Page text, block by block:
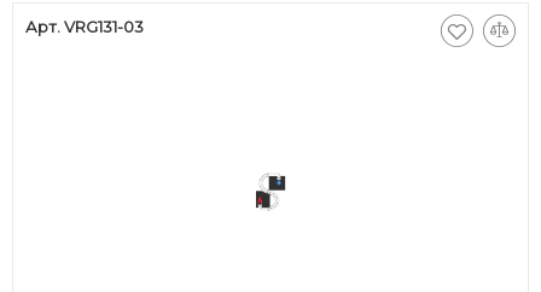
Арт. VRG131-03